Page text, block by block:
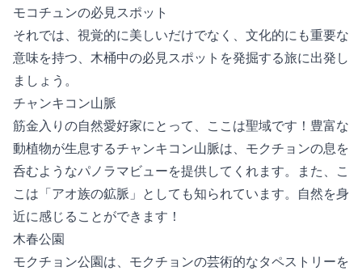
モコチュンの必見スポット
それでは、視覚的に美しいだけでなく、文化的にも重要な
意味を持つ、木桶中の必見スポットを発掘する旅に出発し
ましょう。
チャンキコン山脈
筋金入りの自然愛好家にとって、ここは聖域です！豊富な
動植物が生息するチャンキコン山脈は、モクチョンの息を
呑むようなパノラマビューを提供してくれます。また、こ
こは「アオ族の鉱脈」としても知られています。自然を身
近に感じることができます！
木春公園
モクチョン公園は、モクチョンの芸術的なタペストリーを